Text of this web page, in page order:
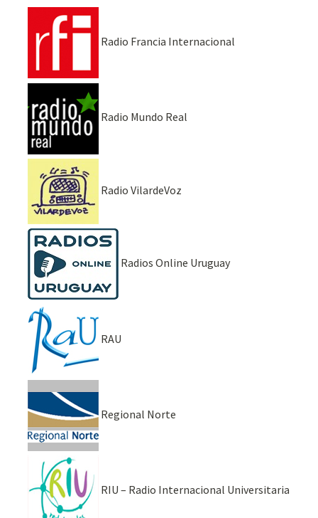
Radio Francia Internacional
Radio Mundo Real
Radio VilardeVoz
Radios Online Uruguay
RAU
Regional Norte
RIU – Radio Internacional Universitaria